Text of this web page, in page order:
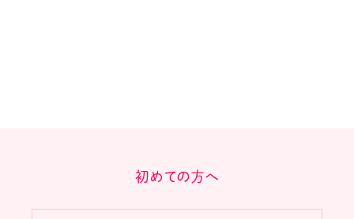
初めての方へ